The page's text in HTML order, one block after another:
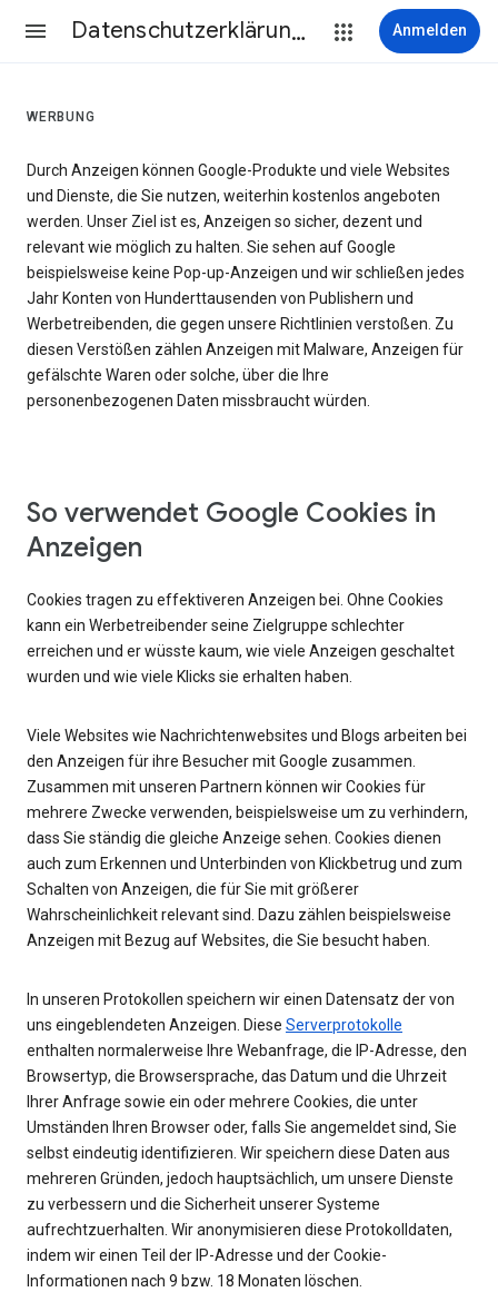
Datenschutzerklärung & Nutzungsbedingungen Anmelden
WERBUNG
Durch Anzeigen können Google-Produkte und viele Websites
und Dienste, die Sie nutzen, weiterhin kostenlos angeboten
werden. Unser Ziel ist es, Anzeigen so sicher, dezent und
relevant wie möglich zu halten. Sie sehen auf Google
beispielsweise keine Pop-up-Anzeigen und wir schließen jedes
Jahr Konten von Hunderttausenden von Publishern und
Werbetreibenden, die gegen unsere Richtlinien verstoßen. Zu
diesen Verstößen zählen Anzeigen mit Malware, Anzeigen für
gefälschte Waren oder solche, über die Ihre
personenbezogenen Daten missbraucht würden.
So verwendet Google Cookies in
Anzeigen
Cookies tragen zu effektiveren Anzeigen bei. Ohne Cookies
kann ein Werbetreibender seine Zielgruppe schlechter
erreichen und er wüsste kaum, wie viele Anzeigen geschaltet
wurden und wie viele Klicks sie erhalten haben.
Viele Websites wie Nachrichtenwebsites und Blogs arbeiten bei
den Anzeigen für ihre Besucher mit Google zusammen.
Zusammen mit unseren Partnern können wir Cookies für
mehrere Zwecke verwenden, beispielsweise um zu verhindern,
dass Sie ständig die gleiche Anzeige sehen. Cookies dienen
auch zum Erkennen und Unterbinden von Klickbetrug und zum
Schalten von Anzeigen, die für Sie mit größerer
Wahrscheinlichkeit relevant sind. Dazu zählen beispielsweise
Anzeigen mit Bezug auf Websites, die Sie besucht haben.
In unseren Protokollen speichern wir einen Datensatz der von
uns eingeblendeten Anzeigen. Diese Serverprotokolle
enthalten normalerweise Ihre Webanfrage, die IP-Adresse, den
Browsertyp, die Browsersprache, das Datum und die Uhrzeit
Ihrer Anfrage sowie ein oder mehrere Cookies, die unter
Umständen Ihren Browser oder, falls Sie angemeldet sind, Sie
selbst eindeutig identifizieren. Wir speichern diese Daten aus
mehreren Gründen, jedoch hauptsächlich, um unsere Dienste
zu verbessern und die Sicherheit unserer Systeme
aufrechtzuerhalten. Wir anonymisieren diese Protokolldaten,
indem wir einen Teil der IP-Adresse und der Cookie-
Informationen nach 9 bzw. 18 Monaten löschen.